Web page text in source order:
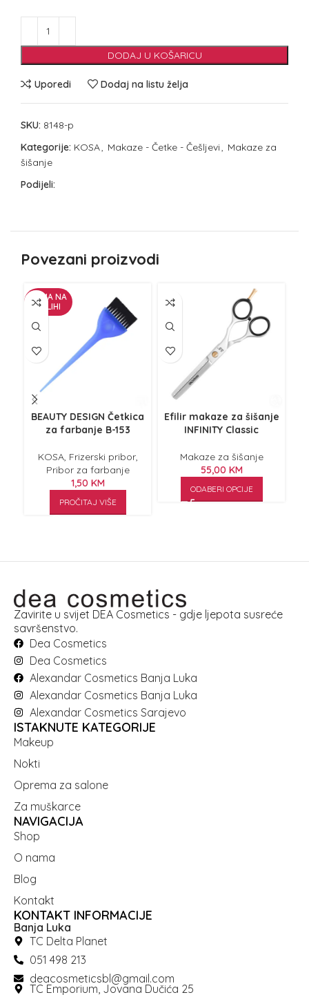
DODAJ U KOŠARICU
Uporedi Dodaj na listu želja
SKU: 8148-p
Kategorije: KOSA, Makaze - Četke - Češljevi, Makaze za
šišanje
Podijeli:
Povezani proizvodi
NEMA NA
ZALIHI
BEAUTY DESIGN Četkica
za farbanje B-153
KOSA, Frizerski pribor,
Pribor za farbanje
1,50 KM
PROČITAJ VIŠE
Efilir makaze za šišanje
INFINITY Classic
Makaze za šišanje
55,00 KM
ODABERI OPCIJE
Zavirite u svijet DEA Cosmetics - gdje ljepota susreće
savršenstvo.
Dea Cosmetics
Dea Cosmetics
Alexandar Cosmetics Banja Luka
Alexandar Cosmetics Banja Luka
Alexandar Cosmetics Sarajevo
ISTAKNUTE KATEGORIJE
Makeup
Nokti
Oprema za salone
Za muškarce
NAVIGACIJA
Shop
O nama
Blog
Kontakt
KONTAKT INFORMACIJE
Banja Luka
TC Delta Planet
051 498 213
deacosmeticsbl@gmail.com
TC Emporium, Jovana Dučića 25